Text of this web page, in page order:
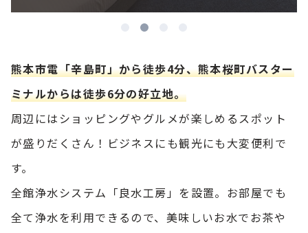
熊本市電「辛島町」から徒歩4分、熊本桜町バスター
ミナルからは徒歩6分の好立地。
周辺にはショッピングやグルメが楽しめるスポット
が盛りだくさん！ビジネスにも観光にも大変便利で
す。
全館浄水システム「良水工房」を設置。お部屋でも
全て浄水を利用できるので、美味しいお水でお茶や